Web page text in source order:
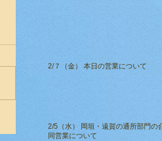
2/７（金） 本日の営業について
2/5（水） 岡垣・遠賀の通所部門の合
同営業について